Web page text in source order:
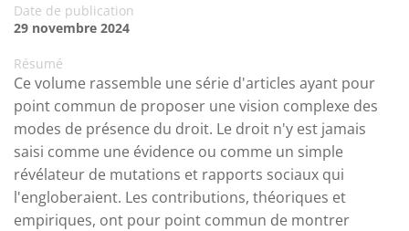
Date de publication
29 novembre 2024
Résumé
Ce volume rassemble une série d'articles ayant pour
point commun de proposer une vision complexe des
modes de présence du droit. Le droit n'y est jamais
saisi comme une évidence ou comme un simple
révélateur de mutations et rapports sociaux qui
l'engloberaient. Les contributions, théoriques et
empiriques, ont pour point commun de montrer